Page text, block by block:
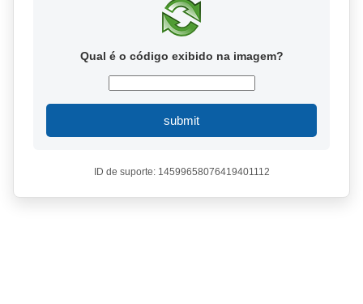
Qual é o código exibido na imagem?
submit
ID de suporte: 14599658076419401112